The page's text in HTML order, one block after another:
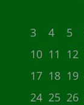
3
4 5
10 11 12
17 18 19
24 25 26